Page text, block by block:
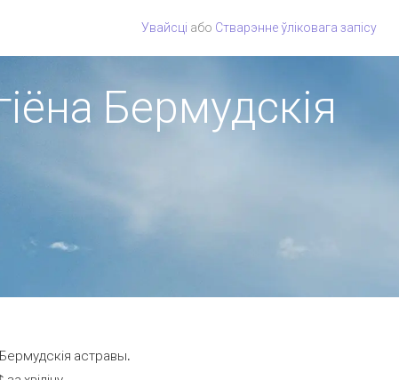
Увайсці або Стварэнне ўліковага запісу
Бермудскія
астравы.